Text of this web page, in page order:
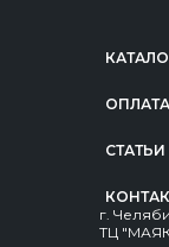
СТАТЬИ
г.
ТЦ "МАЯК"